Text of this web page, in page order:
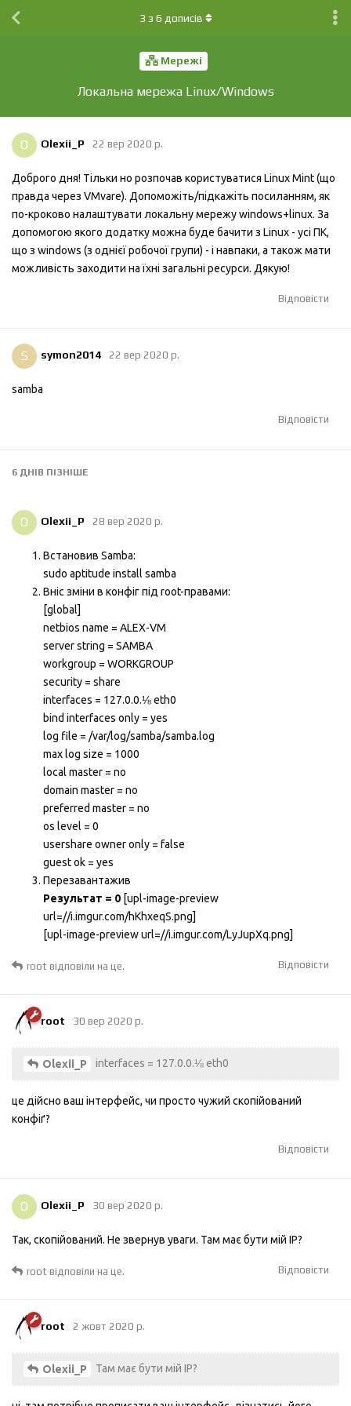
Мережі
Локальна мережа Linux/Windows
3 з 6 дописів
O Olexii_P 22 вер 2020 р.
Доброго дня! Тільки но розпочав користуватися Linux Mint (що
правда через VMvare). Допоможіть/підкажіть посиланням, як
по-кроково налаштувати локальну мережу windows+linux. За
допомогою якого додатку можна буде бачити з Linux - усі ПК,
що з windows (з однієї робочої групи) - і навпаки, а також мати
можливість заходити на їхні загальні ресурси. Дякую!
Відповісти
S symon2014 22 вер 2020 р.
samba
Відповісти
6 ДНІВ ПІЗНІШЕ
O Olexii_P 28 вер 2020 р.
Встановив Samba:
sudo aptitude install samba
Вніс зміни в конфіг під root-правами:
[global]
netbios name = ALEX-VM
server string = SAMBA
workgroup = WORKGROUP
security = share
interfaces = 127.0.0.⅛ eth0
bind interfaces only = yes
log file = /var/log/samba/samba.log
max log size = 1000
local master = no
domain master = no
preferred master = no
os level = 0
usershare owner only = false
guest ok = yes
Перезавантажив
Результат = 0 [upl-image-preview
url=//i.imgur.com/hKhxeqS.png]
[upl-image-preview url=//i.imgur.com/LyJupXq.png]
Відповісти
root відповіли на це.
root 30 вер 2020 р.
Olexii_P interfaces = 127.0.0.⅛ eth0
це дійсно ваш інтерфейс, чи просто чужий скопійований
конфіґ?
Відповісти
O Olexii_P 30 вер 2020 р.
Так, скопійований. Не звернув уваги. Там має бути мій IP?
Відповісти
root відповіли на це.
root 2 жовт 2020 р.
Olexii_P Там має бути мій IP?